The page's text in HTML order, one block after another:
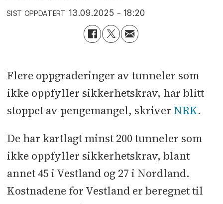
SIST OPPDATERT 13.09.2025 - 18:20
Flere oppgraderinger av tunneler som
ikke oppfyller sikkerhetskrav, har blitt
stoppet av pengemangel, skriver NRK.
De har kartlagt minst 200 tunneler som
ikke oppfyller sikkerhetskrav, blant
annet 45 i Vestland og 27 i Nordland.
Kostnadene for Vestland er beregnet til